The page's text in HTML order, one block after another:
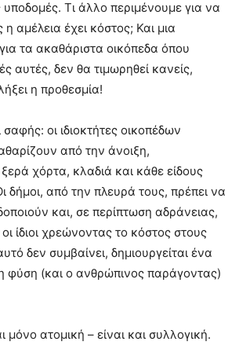
Τι άλλο περιμένουμε για να
αμέλεια έχει κόστος; Και μια
τα ακαθάριστα οικόπεδα όπου
αυτές, δεν θα τιμωρηθεί κανείς,
η προθεσμία!
οι ιδιοκτήτες οικοπέδων
από την άνοιξη,
χόρτα, κλαδιά και κάθε είδους
δήμοι, από την πλευρά τους, πρέπει να
και, σε περίπτωση αδράνειας,
ίδιοι χρεώνοντας το κόστος στους
δεν συμβαίνει, δημιουργείται ένα
φύση (και ο ανθρώπινος παράγοντας)
μόνο ατομική – είναι και συλλογική.